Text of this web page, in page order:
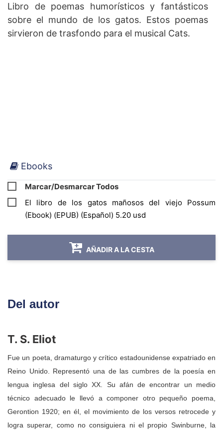
Libro de poemas humorísticos y fantásticos
sobre el mundo de los gatos. Estos poemas
sirvieron de trasfondo para el musical Cats.
Ebooks
Marcar/Desmarcar Todos
El libro de los gatos mañosos del viejo Possum
(Ebook) (EPUB) (Español) 5.20 usd
AÑADIR A LA CESTA
Del autor
T. S. Eliot
Fue un poeta, dramaturgo y crítico estadounidense expatriado en
Reino Unido. Representó una de las cumbres de la poesía en
lengua inglesa del siglo XX. Su afán de encontrar un medio
técnico adecuado le llevó a componer otro pequeño poema,
Gerontion 1920; en él, el movimiento de los versos retrocede y
logra superar, como no consiguiera ni el propio Swinburne, la